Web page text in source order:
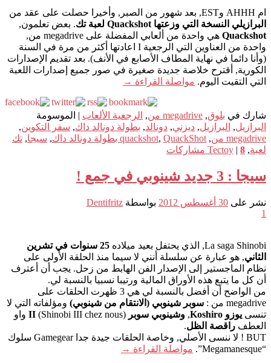
ام AHHH وEST, بعد شهور من الصبر, وأخيرا حصلت على عقد من
البرازيلي النسخة التي وزعتها Quackshot لعبة تك
. بعض تعلمون,
Quackshot
هي واحدة من ألعابي المفضلة على megadrive من,
واحدة من العناوين التي الرجعية I اعادتها أكثر من مرة في السنة
(وأنا دائما في نهاية المطاف الأصابع في الأنف). بعد تقديم الإصدارات
الكورية, أقترح خلاصة جديدة صغيرة في صور جميع إصدارات اللعبة
التي التقيت اليوم. مواصلة القراءة →
شارك في بلوق, megadrive من , الرجعية الألعاب | الموسومة
البرازيل, البرازيل, ديزني, دونالد, بطولة دونالد داك, سفر التكوين,
megadrive من
,
quackshot, QuackShot بطولة دونالد داك , سيجا, تك
لعبة,
Tectoy | 8 مشاركات
سيجا : 3 جديد شينوبي في جمع !
نشر على 30 أغسطس 2012 بواسطة Dentifritz
1
La saga Shinobi, الذي يحتفل بعيد ميلاده
25 سنوات في تشرين
الثاني, هو عبارة عن سلسلة أنني لا سيما منذ الحلقة الأولى على
نظام الماجستير إلى الإصدار الفن الهابط من زحل. يجب أن أعترف
أن كل ما يتبع هذه الأوراق المالية ورتيبا نسبيا بالنسبة لي.
من الواضح أن أفضل بالنسبة لي هي 3 ظهرت الحلقات على
megadrive من :
سوبر شينوبي (الانتقام من شينوبي) ومؤلفاته التي لا
تنسى يوزو Koshiro , وشينوبي سوبر II
(Shinobi III chez nous) واو
العطف راقصة الظل.
BUT ! لا ننسى الأصلي, وخاصة الحلقات جيدة جدا Gamegear سلوك
“Megamanesque”.
مواصلة القراءة →